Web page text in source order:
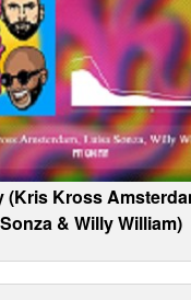
(Kris Kross
Sonza & Willy William)